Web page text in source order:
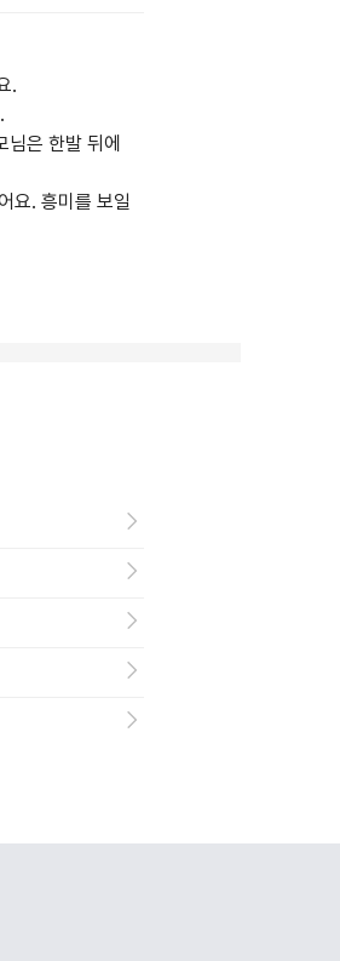
.
은 한발 뒤에
요. 흥미를 보일